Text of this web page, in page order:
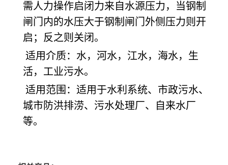
需人力操作启闭力来自水源压力，当钢制
闸门内的水压大于钢制闸门外侧压力则开
启；反之则关闭。
适用介质：水，河水，江水，海水，生
活，工业污水。
适用范围：适用于水利系统、市政污水、
城市防洪排涝、污水处理厂、自来水厂
等。